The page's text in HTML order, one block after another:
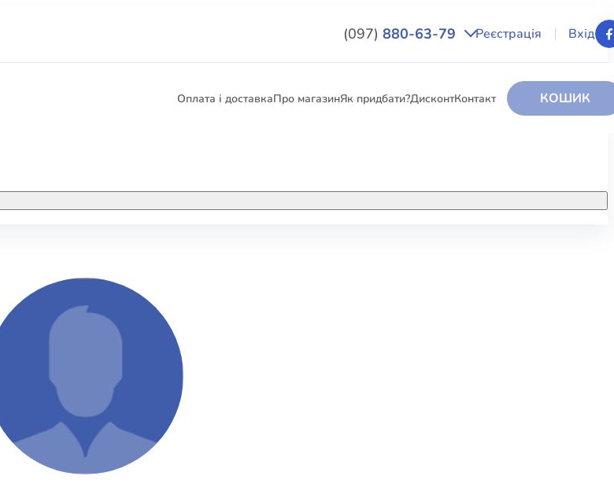
(097) 880-63-79 Реєстрація Вхід
Оплата і доставкаПро магазинЯк придбати?ДисконтКонтакт КОШИК
ЕЛЕКТРОННІ КНИГИ
КНИГА В КОМПЛЕКТІ